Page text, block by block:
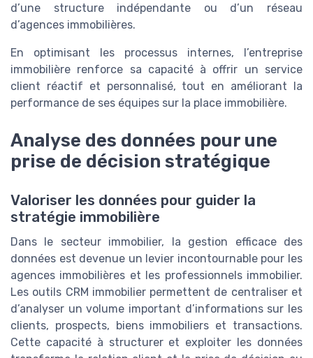
d’une structure indépendante ou d’un réseau
d’agences immobilières.
En optimisant les processus internes, l’entreprise
immobilière renforce sa capacité à offrir un service
client réactif et personnalisé, tout en améliorant la
performance de ses équipes sur la place immobilière.
Analyse des données pour une
prise de décision stratégique
Valoriser les données pour guider la
stratégie immobilière
Dans le secteur immobilier, la gestion efficace des
données est devenue un levier incontournable pour les
agences immobilières et les professionnels immobilier.
Les outils CRM immobilier permettent de centraliser et
d’analyser un volume important d’informations sur les
clients, prospects, biens immobiliers et transactions.
Cette capacité à structurer et exploiter les données